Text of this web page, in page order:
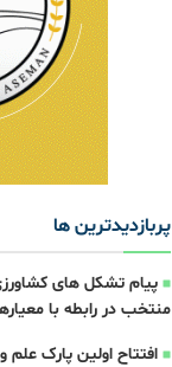
پربازدیدترین ها
پیام تشکل های
منتخب در رابطه با
افتتاح اولین پارک